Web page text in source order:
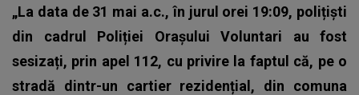
„La data de 31 mai a.c., în jurul orei 19:09, polițiști
din cadrul Poliției Orașului Voluntari au fost
sesizați, prin apel 112, cu privire la faptul că, pe o
stradă dintr-un cartier rezidențial, din comuna